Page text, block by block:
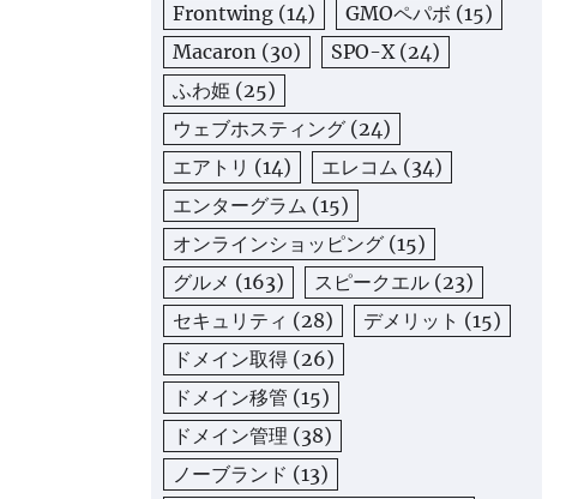
Frontwing (14) GMOペパボ (15)
Macaron (30) SPO-X(24)
ふわ姫 (25)
ウェブホスティング (24)
エアトリ (14) エレコム (34)
エンターグラム (15)
オンラインショッピング (15)
グルメ (163) スピークエル (23)
セキュリティ (28) デメリット (15)
ドメイン取得 (26)
ドメイン移管 (15)
ドメイン管理 (38)
ノーブランド (13)